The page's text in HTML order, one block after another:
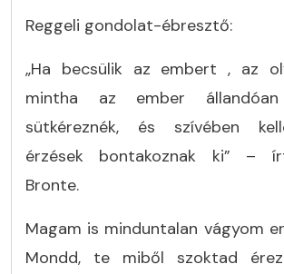
Reggeli gondolat-ébresztő:
„Ha becsülik az embert , az
mintha az ember állandóan
sütkéreznék, és szívében
érzések bontakoznak ki” –
Bronte.
Magam is minduntalan vágyom
Mondd, te miből szoktad